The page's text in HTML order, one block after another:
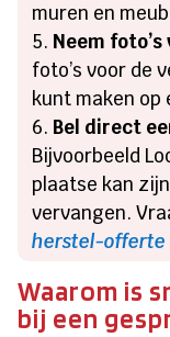
muren en
Neem
foto’s voor de
kunt maken op
Bel direct
Bijvoorbeeld
plaatse kan
vervangen.
herstel-offerte
Waarom is
bij een